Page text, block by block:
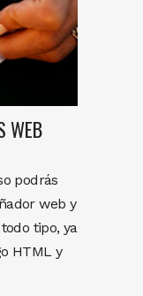
WEB
podrás
web y
tipo, ya
HTML y